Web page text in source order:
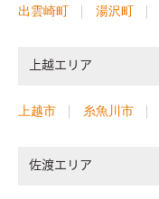
出雲崎町
湯沢町
上越エリア
上越市 糸魚川市
佐渡エリア